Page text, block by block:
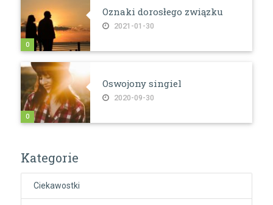
Oznaki dorosłego związku
2021-01-30
0
Oswojony singiel
2020-09-30
0
Kategorie
Ciekawostki